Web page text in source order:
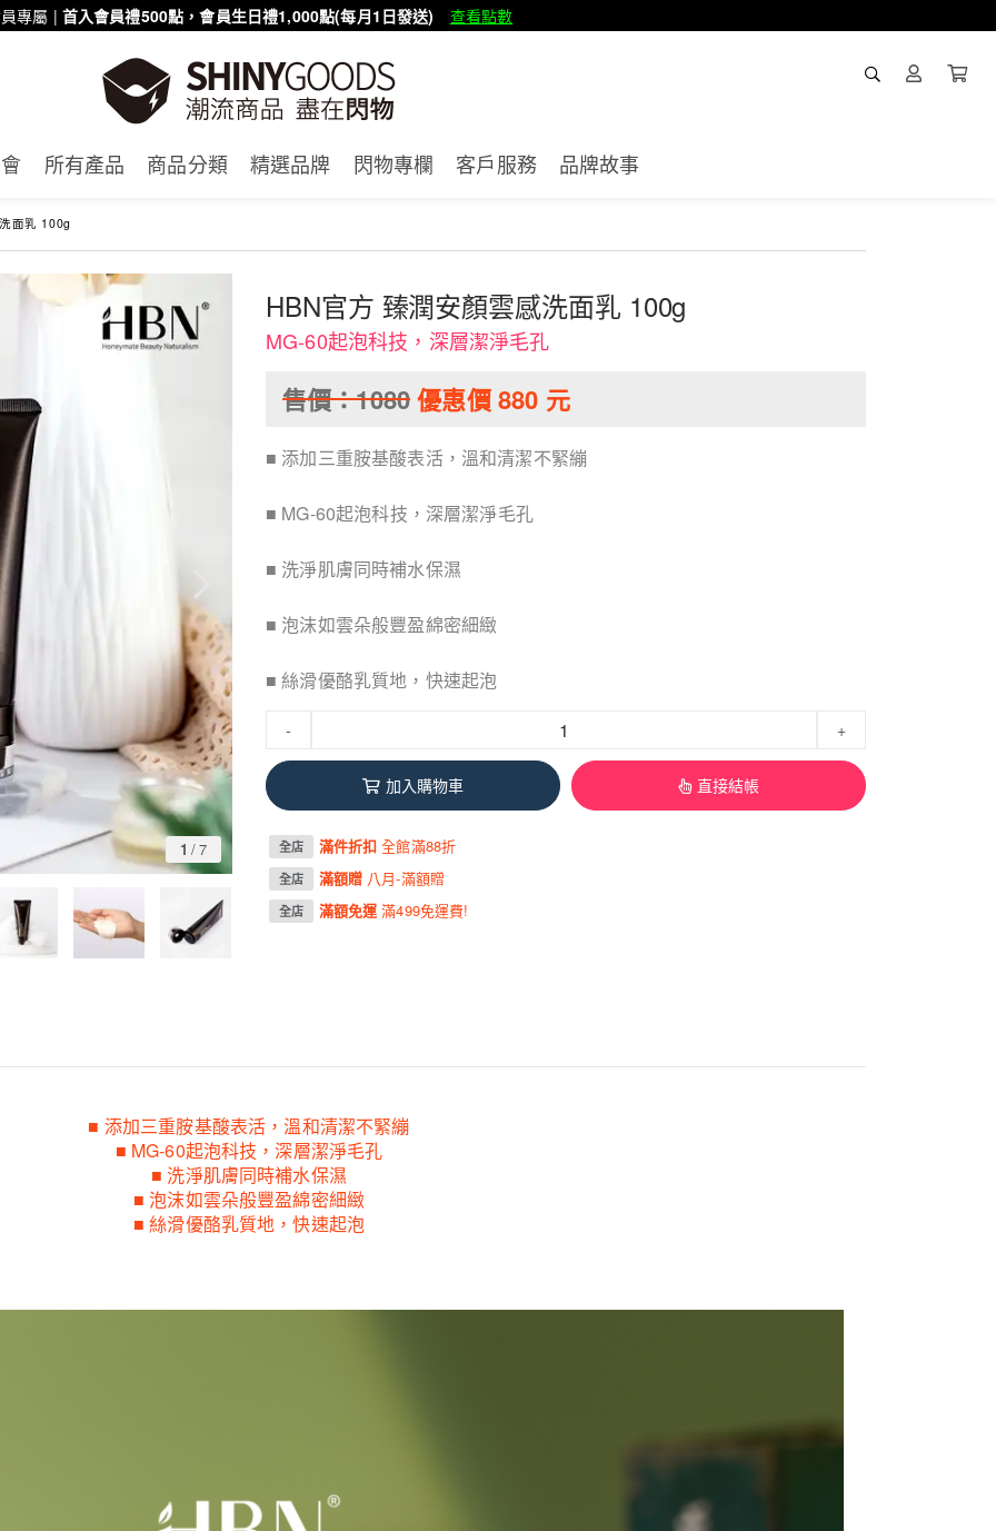
專屬 | 首入會員禮500點，會員生日禮1,000點(每月1日發送) 查看點數
所有產品 商品分類 精選品牌 閃物專欄 客戶服務 品牌故事
面乳 100g
1 /7
HBN官方 臻潤安顏雲感洗面乳 100g
MG-60起泡科技，深層潔淨毛孔
售價：1080優惠價880 元
■ 添加三重胺基酸表活，溫和清潔不緊繃
■ MG-60起泡科技，深層潔淨毛孔
■ 洗淨肌膚同時補水保濕
■ 泡沫如雲朵般豐盈綿密細緻
■ 絲滑優酪乳質地，快速起泡
- +
加入購物車 直接結帳
全店 滿件折扣全館滿88折
全店 滿額贈 八月-滿額贈
全店 滿額免運滿499免運費!
■ 添加三重胺基酸表活，溫和清潔不緊繃
■ MG-60起泡科技，深層潔淨毛孔
■ 洗淨肌膚同時補水保濕
■ 泡沫如雲朵般豐盈綿密細緻
■ 絲滑優酪乳質地，快速起泡